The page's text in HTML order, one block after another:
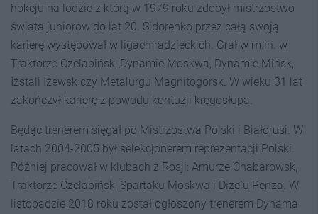
hokeju na lodzie z którą w 1979 roku zdobył mistrzostwo
świata juniorów do lat 20. Sidorenko przez całą swoją
karierę występował w ligach radzieckich. Grał w m.in. w
Traktorze Czelabińsk, Dynamie Moskwa, Dynamie Mińsk,
Iżstali Iżewsk czy Metalurgu Magnitogorsk. W wieku 31 lat
zakończył karierę z powodu kontuzji kręgosłupa.
Będąc trenerem sięgał po Mistrzostwa Polski i Białorusi. W
latach 2004-2005 był selekcjonerem reprezentacji Polski.
Później pracował w klubach z Rosji: Amurze Chabarowsk,
Traktorze Czelabińsk, Spartaku Moskwa i Dizelu Penza. W
listopadzie 2018 roku został ogłoszony trenerem Dynama